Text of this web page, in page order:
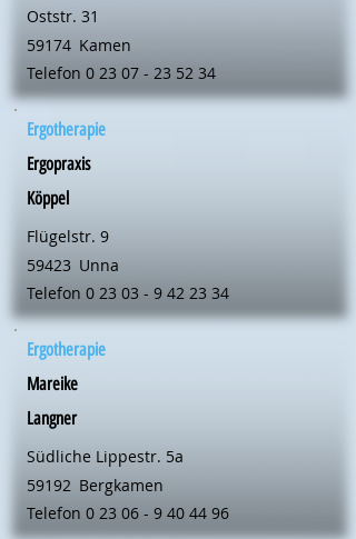
Oststr. 31
59174 Kamen
Telefon 0 23 07 - 23 52 34
Ergotherapie
Ergopraxis
Köppel
Flügelstr. 9
59423 Unna
Telefon 0 23 03 - 9 42 23 34
Ergotherapie
Mareike
Langner
Südliche Lippestr. 5a
59192 Bergkamen
Telefon 0 23 06 - 9 40 44 96